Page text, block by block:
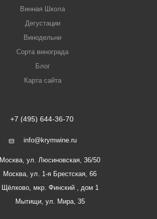
Винная Школа
Дегустации
Винодельни
Сорта винограда
Блог
Карта сайта
+7 (495) 644-36-70
info@krymwine.ru
Москва, ул. Люсиновская, 36/50
Москва, ул. 1-я Брестская, 66
Щёлково, мкр. Финский , дом 1
Мытищи, ул. Мира, 35